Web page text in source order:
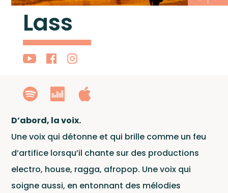
Lass
D’abord, la voix.
Une voix qui détonne et qui brille comme un feu
d’artifice lorsqu’il chante sur des productions
electro, house, ragga, afropop. Une voix qui
soigne aussi, en entonnant des mélodies